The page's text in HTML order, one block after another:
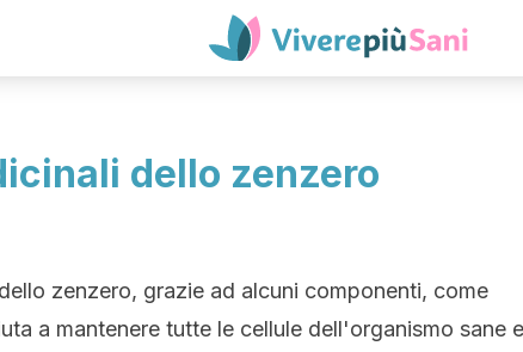
dello zenzero
zenzero, grazie ad alcuni componenti, come
a mantenere tutte le cellule dell'organismo sane e